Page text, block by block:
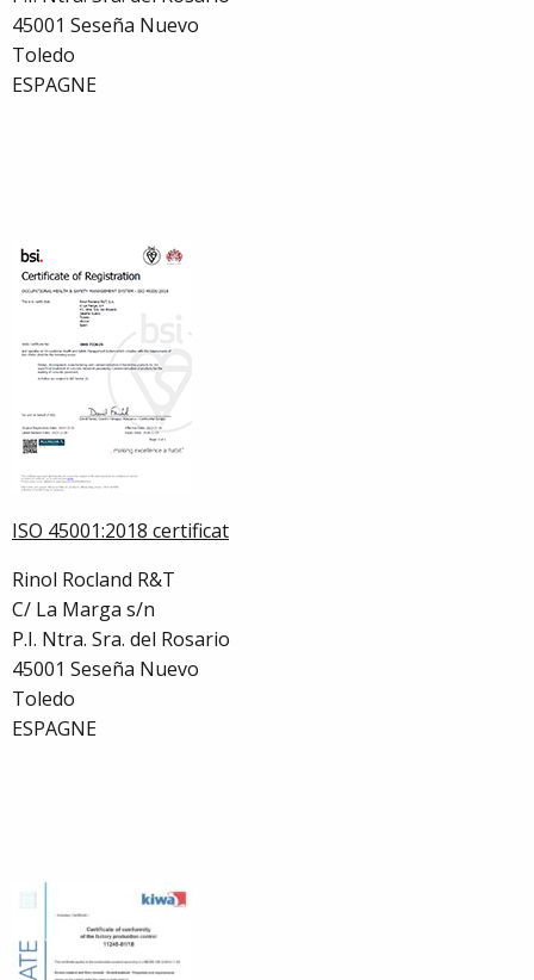
45001 Seseña Nuevo
Toledo
ESPAGNE
ISO 45001:2018 certificat
Rinol Rocland R&T
C/ La Marga s/n
P.I. Ntra. Sra. del Rosario
45001 Seseña Nuevo
Toledo
ESPAGNE